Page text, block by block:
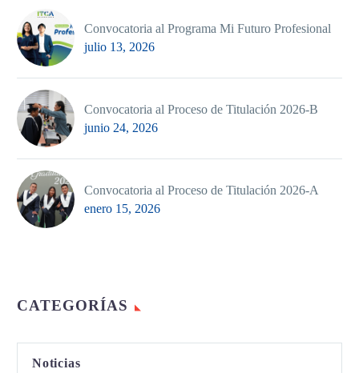
Convocatoria al Programa Mi Futuro Profesional
julio 13, 2026
Convocatoria al Proceso de Titulación 2026-B
junio 24, 2026
Convocatoria al Proceso de Titulación 2026-A
enero 15, 2026
CATEGORÍAS
Noticias